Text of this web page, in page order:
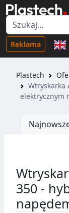
Reklama
Plastech
Wtryskarka
elektrycznym
350 -